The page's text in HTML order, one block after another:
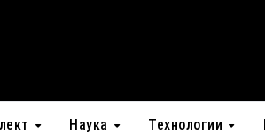
Наука Технологии